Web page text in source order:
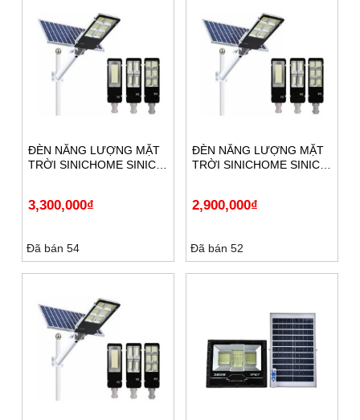
ĐÈN NĂNG LƯỢNG MẶT
TRỜI SINICHOME SINIC-
3,300,000₫
Đã bán 54
ĐÈN NĂNG LƯỢNG MẶT
TRỜI SINICHOME SINIC-
2,900,000₫
Đã bán 52